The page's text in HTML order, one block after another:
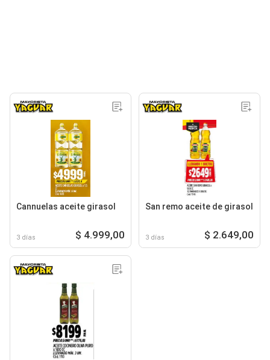
Cannuelas aceite girasol
3 días $ 4.999,00
San remo aceite de girasol
3 días $ 2.649,00